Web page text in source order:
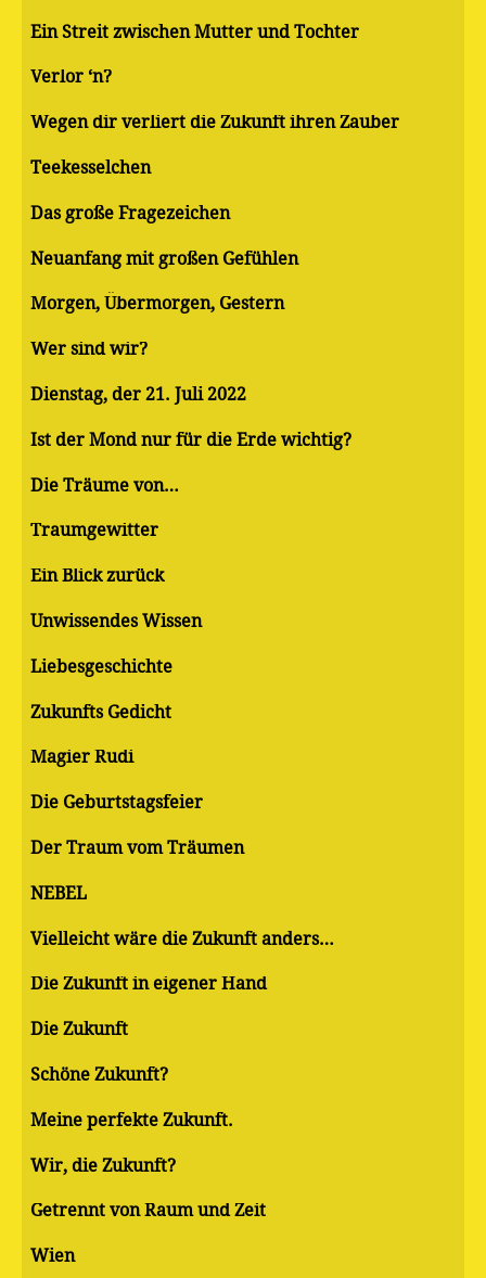
Ein Streit zwischen Mutter und Tochter
Verlor ‘n?
Wegen dir verliert die Zukunft ihren Zauber
Teekesselchen
Das große Fragezeichen
Neuanfang mit großen Gefühlen
Morgen, Übermorgen, Gestern
Wer sind wir?
Dienstag, der 21. Juli 2022
Ist der Mond nur für die Erde wichtig?
Die Träume von…
Traumgewitter
Ein Blick zurück
Unwissendes Wissen
Liebesgeschichte
Zukunfts Gedicht
Magier Rudi
Die Geburtstagsfeier
Der Traum vom Träumen
NEBEL
Vielleicht wäre die Zukunft anders…
Die Zukunft in eigener Hand
Die Zukunft
Schöne Zukunft?
Meine perfekte Zukunft.
Wir, die Zukunft?
Getrennt von Raum und Zeit
Wien